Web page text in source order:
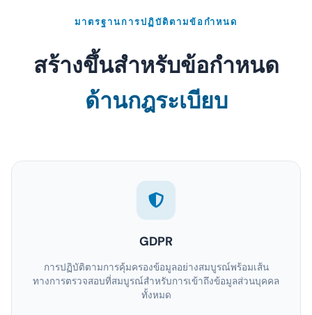
มาตรฐานการปฏิบัติตามข้อกำหนด
สร้างขึ้นสำหรับข้อกำหนด
ด้านกฎระเบียบ
GDPR
การปฏิบัติตามการคุ้มครองข้อมูลอย่างสมบูรณ์พร้อมเส้น
ทางการตรวจสอบที่สมบูรณ์สำหรับการเข้าถึงข้อมูลส่วนบุคคล
ทั้งหมด